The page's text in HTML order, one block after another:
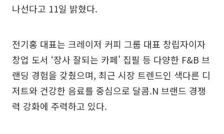
나선다고 11일 밝혔다.
전기홍 대표는 크레이저 커피 그룹 대표 창립자이자
창업 도서 ‘장사 잘되는 카페’ 집필 등 다양한 F&B 브
랜딩 경험을 갖췄으며, 최근 시장 트렌드인 색다른 디
저트와 건강한 음료를 중심으로 달콤.N 브랜드 경쟁
력 강화에 주력하고 있다.